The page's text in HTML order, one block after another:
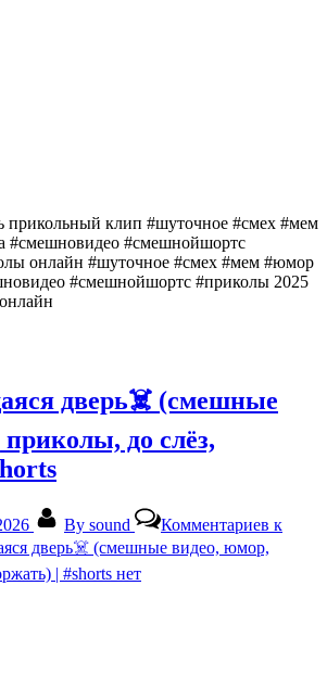
прикольный клип #шуточное #смех #мем
#смешновидео #смешнойшортс
онлайн #шуточное #смех #мем #юмор
#смешнойшортс #приколы 2025
дверь☠️ (смешные
до слёз,
By sound Комментариев к
дверь☠️ (смешные видео, юмор,
| #shorts нет